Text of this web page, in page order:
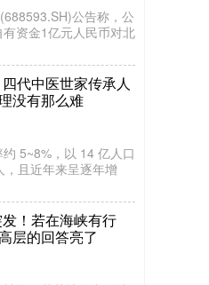
公告称，公
资金1亿元人民币对北
中医世家传承人
没有那么难
5~8%，以 14 亿人口
且近年来呈逐年增
若在海峡有行
层的回答亮了